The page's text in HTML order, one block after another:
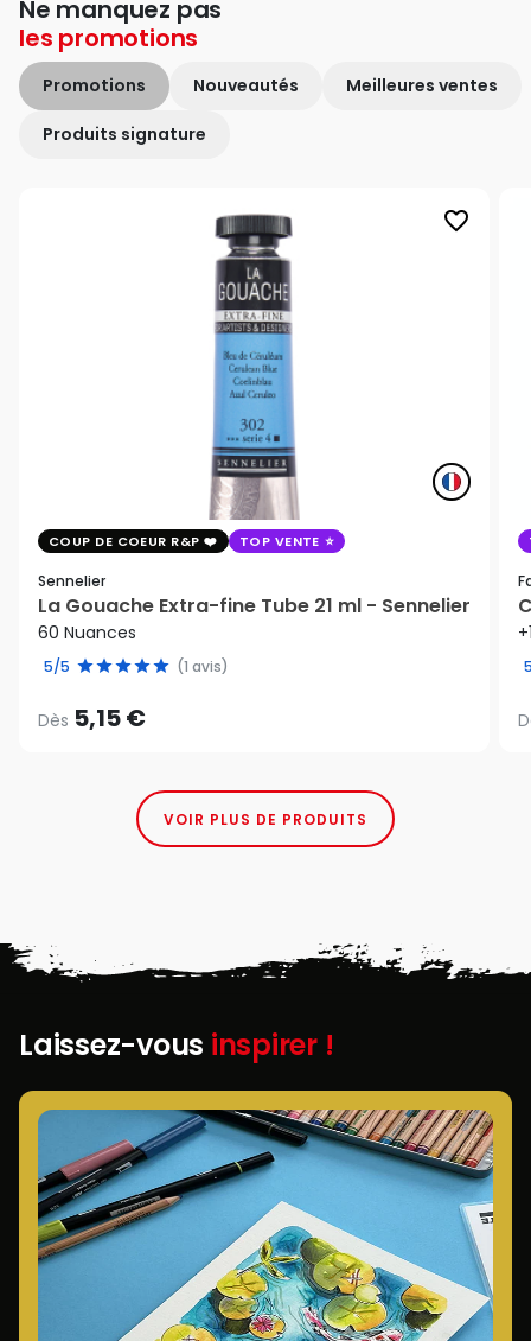
Ne manquez pas
les promotions
Promotions Nouveautés Meilleures ventes
Produits signature
favorite_border
COUP DE COEUR R&P TOP VENTE
Sennelier
La Gouache Extra-fine Tube 21 ml - Sennelier
60 Nuances
5/5 (1 avis)
Dès 5,15 €
VOIR PLUS DE PRODUITS
Laissez-vous inspirer !